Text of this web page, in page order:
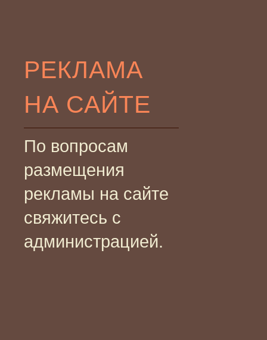
РЕКЛАМА
НА САЙТЕ
По вопросам
размещения
рекламы на сайте
свяжитесь с
администрацией.